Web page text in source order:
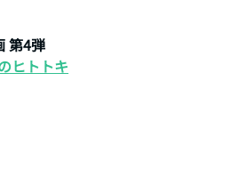
第4弾
ヒトトキ